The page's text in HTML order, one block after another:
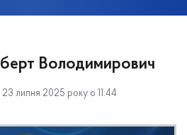
Володимирович
липня 2025 року о 11:44